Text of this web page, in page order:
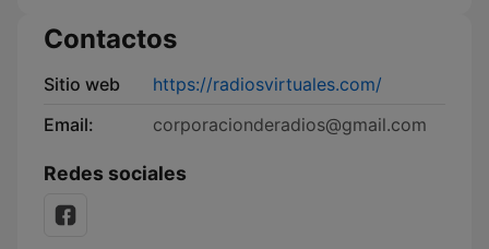
Contactos
Sitio web
https://radiosvirtuales.com/
Email:
corporacionderadios@gmail.com
Redes sociales